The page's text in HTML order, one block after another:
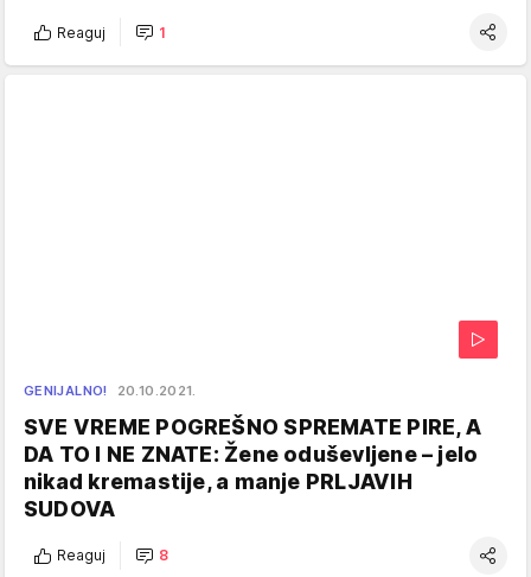
Reaguj 1
GENIJALNO! 20.10.2021.
SVE VREME POGREŠNO SPREMATE PIRE, A
DA TO I NE ZNATE: Žene oduševljene – jelo
nikad kremastije, a manje PRLJAVIH
SUDOVA
Reaguj 8